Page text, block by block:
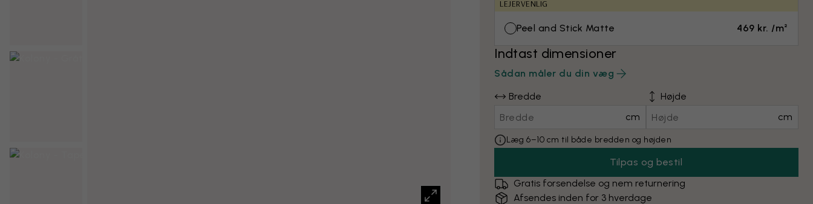
LEJERVENLIG
Peel and Stick Matte 469 kr. /m²
Indtast dimensioner
Sådan måler du din væg
Bredde
cm
Højde
cm
Læg 6–10 cm til både bredden og højden
Tilpas og bestil
Gratis forsendelse og nem returnering
Afsendes inden for 3 hverdage